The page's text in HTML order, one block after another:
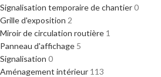
Signalisation temporaire de chantier0
Grille d'exposition 2
Miroir de circulation routière 1
Panneau d'affichage 5
Signalisation 0
Aménagement intérieur 113